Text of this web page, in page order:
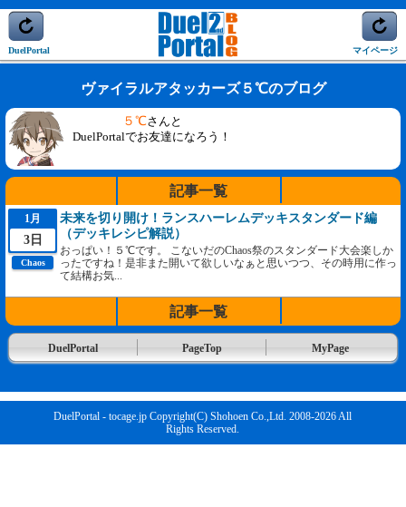
DuelPortal マイページ
ヴァイラルアタッカーズ５℃のブログ
５℃さんと
DuelPortalでお友達になろう！
記事一覧
1月
3日
Chaos
未来を切り開け！ランスハーレムデッキスタンダード編
（デッキレシピ解説）
おっぱい！５℃です。 こないだのChaos祭のスタンダード大会楽しか
ったですね！是非また開いて欲しいなぁと思いつつ、その時用に作っ
て結構お気...
記事一覧
DuelPortal PageTop MyPage
DuelPortal - tocage.jp Copyright(C) Shohoen Co.,Ltd. 2008-2026 All
Rights Reserved.